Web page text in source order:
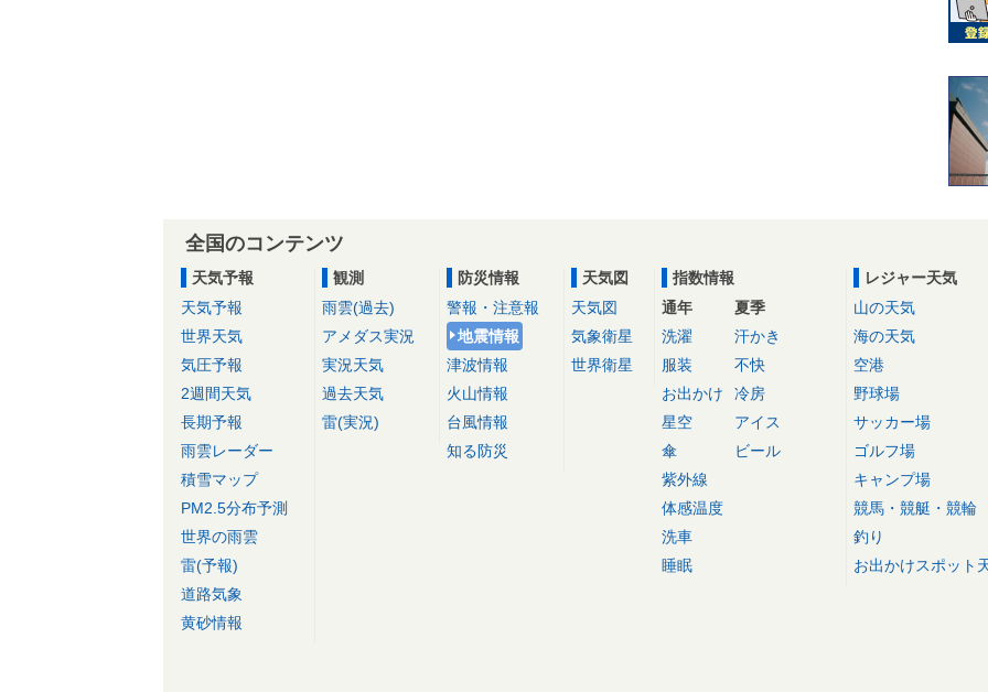
全国のコンテンツ
天気予報
天気予報
世界天気
気圧予報
2週間天気
長期予報
雨雲レーダー
積雪マップ
PM2.5分布予測
世界の雨雲
雷(予報)
道路気象
黄砂情報
観測
雨雲(過去)
アメダス実況
実況天気
過去天気
雷(実況)
防災情報
警報・注意報
地震情報
津波情報
火山情報
台風情報
知る防災
天気図
天気図
気象衛星
世界衛星
指数情報
通年
洗濯
服装
お出かけ
星空
傘
紫外線
体感温度
洗車
睡眠
夏季
汗かき
不快
冷房
アイス
ビール
レジャー天気
山の天気
海の天気
空港
野球場
サッカー場
ゴルフ場
キャンプ場
競馬・競艇・競輪
釣り
お出かけスポット